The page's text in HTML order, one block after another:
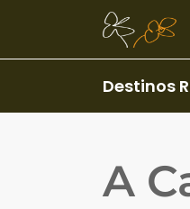
Pasar al contenido
Destinos
A